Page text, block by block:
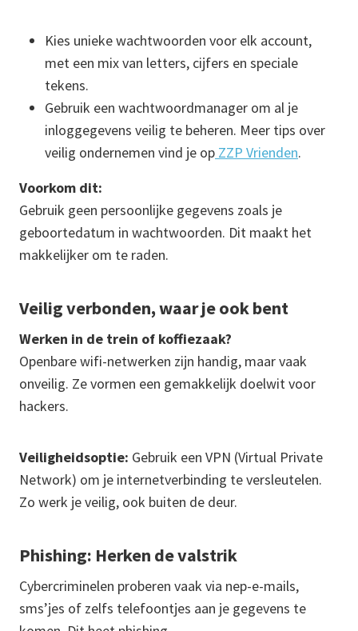
Kies unieke wachtwoorden voor elk account,
met een mix van letters, cijfers en speciale
tekens.
Gebruik een wachtwoordmanager om al je
inloggegevens veilig te beheren. Meer tips over
veilig ondernemen vind je op ZZP Vrienden.
Voorkom dit:
Gebruik geen persoonlijke gegevens zoals je
geboortedatum in wachtwoorden. Dit maakt het
makkelijker om te raden.
Veilig verbonden, waar je ook bent
Werken in de trein of koffiezaak?
Openbare wifi-netwerken zijn handig, maar vaak
onveilig. Ze vormen een gemakkelijk doelwit voor
hackers.
Veiligheidsoptie: Gebruik een VPN (Virtual Private
Network) om je internetverbinding te versleutelen.
Zo werk je veilig, ook buiten de deur.
Phishing: Herken de valstrik
Cybercriminelen proberen vaak via nep-e-mails,
sms’jes of zelfs telefoontjes aan je gegevens te